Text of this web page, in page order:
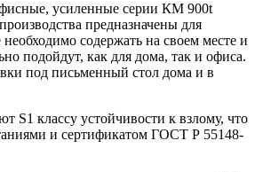
усиленные серии КМ 900t
предназначены для
содержать на своем месте и
подойдут, как для дома, так и офиса.
под письменный стол дома и в
S1 классу устойчивости к взлому, что
и сертификатом ГОСТ Р 55148-